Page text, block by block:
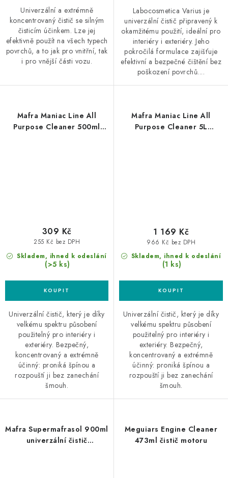
Univerzální a extrémně
koncentrovaný čistič se silným
čisticím účinkem. Lze jej
efektivně použít na všech typech
povrchů, a to jak pro vnitřní, tak
i pro vnější části vozu.
Labocosmetica Varius je
univerzální čistič připravený k
okamžitému použití, ideální pro
interiéry i exteriéry. Jeho
pokročilá formulace zajišťuje
efektivní a bezpečné čištění bez
poškození povrchů....
Mafra Maniac Line All
Purpose Cleaner 500ml
Skladem, ihned k odeslání
(>5 ks)
255 Kč bez DPH
309 Kč
Univerzální čistič, který je díky
velkému spektru působení
použitelný pro interiéry i
exteriéry. Bezpečný,
koncentrovaný a extrémně
účinný: proniká špínou a
rozpouští ji bez zanechání
šmouh.
Mafra Maniac Line All
Purpose Cleaner 5L
Skladem, ihned k odeslání
(1 ks)
966 Kč bez DPH
1 169 Kč
Univerzální čistič, který je díky
velkému spektru působení
použitelný pro interiéry i
exteriéry. Bezpečný,
koncentrovaný a extrémně
účinný: proniká špínou a
rozpouští ji bez zanechání
šmouh.
Mafra Supermafrasol 900ml
univerzální čistič
Meguiars Engine Cleaner
473ml čistič motoru